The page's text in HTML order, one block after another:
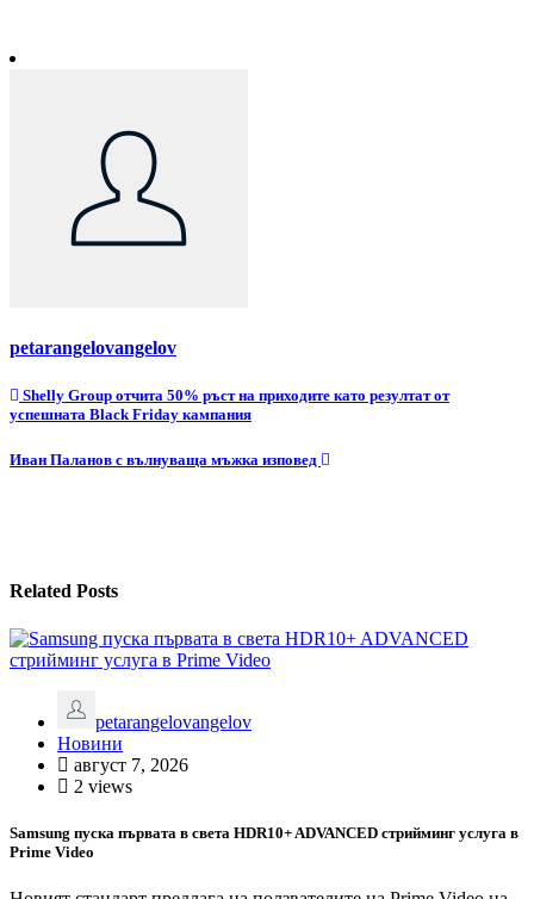
petarangelovangelov
Навигация
Shelly Group отчита 50% ръст на приходите като резултат от
успешната Black Friday кампания
Иван Паланов с вълнуваща мъжка изповед
Related Posts
petarangelovangelov
Новини
август 7, 2026
2 views
Samsung пуска първата в света HDR10+ ADVANCED стрийминг услуга в
Prime Video